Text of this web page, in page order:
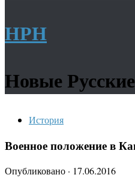
НРН
Новые
История
Военное положение в
Опубликовано · 17.06.2016